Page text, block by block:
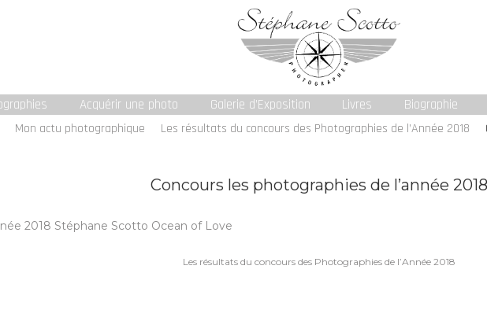
Acquérir une photo Galerie d’Exposition Livres Biographie
Mon actu photographique Les résultats du concours des Photographies de l’Année 2018
Concours les photographies de l’année 2018
Navigation
Les résultats du concours des Photographies de l’Année 2018